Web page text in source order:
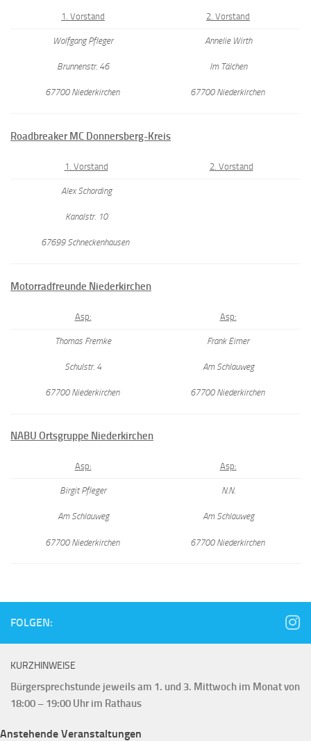
1. Vorstand 2. Vorstand
Wolfgang Pfleger
Brunnenstr. 46
67700 Niederkirchen
Annelie Wirth
Im Tälchen
67700 Niederkirchen
Roadbreaker MC Donnersberg-Kreis
1. Vorstand 2. Vorstand
Alex Schording
Kanalstr. 10
67699 Schneckenhausen
Motorradfreunde Niederkirchen
Asp: Asp:
Thomas Fremke
Schulstr. 4
67700 Niederkirchen
Frank Eimer
Am Schlauweg
67700 Niederkirchen
NABU Ortsgruppe Niederkirchen
Asp: Asp:
Birgit Pfleger
Am Schlauweg
67700 Niederkirchen
N.N.
Am Schlauweg
67700 Niederkirchen
FOLGEN:
KURZHINWEISE
Bürgersprechstunde jeweils am 1. und 3. Mittwoch im Monat von
18:00 – 19:00 Uhr im Rathaus
Anstehende Veranstaltungen